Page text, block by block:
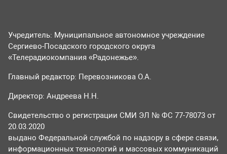
Учредитель: Муниципальное автономное учреждение
Сергиево-Посадского городского округа
«Телерадиокомпания «Радонежье».
Главный редактор: Перевозникова О.А.
Директор: Андреева Н.Н.
Свидетельство о регистрации СМИ ЭЛ № ФС 77-78073 от
20.03.2020
выдано Федеральной службой по надзору в сфере связи,
информационных технологий и массовых коммуникаций